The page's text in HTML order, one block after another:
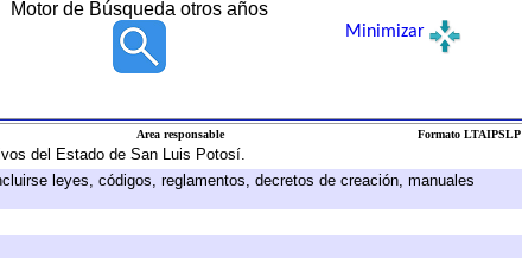
Motor de Búsqueda otros años
Minimizar
Area responsable Formato LTAIPSLP
del Estado de San Luis Potosí.
leyes, códigos, reglamentos, decretos de creación, manuales